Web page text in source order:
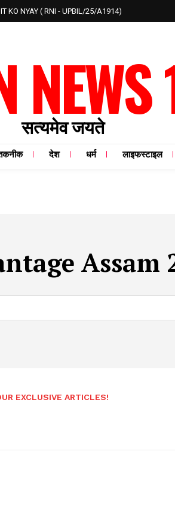
KO NYAY ( RNI - UPBIL/25/A1914)
NEWS
सत्यमेव जयते
देश धर्म लाइफस्टाइल
Assam
EXCLUSIVE ARTICLES!